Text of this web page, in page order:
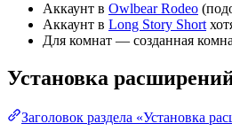
Аккаунт в Owlbear Rodeo
Аккаунт в Long Story Short
Для комнат — созданная
Установка
Заголовок раздела «Установка